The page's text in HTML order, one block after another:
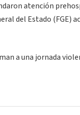
atención
del Estado
a una jornada